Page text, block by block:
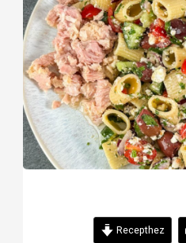
Recepthez